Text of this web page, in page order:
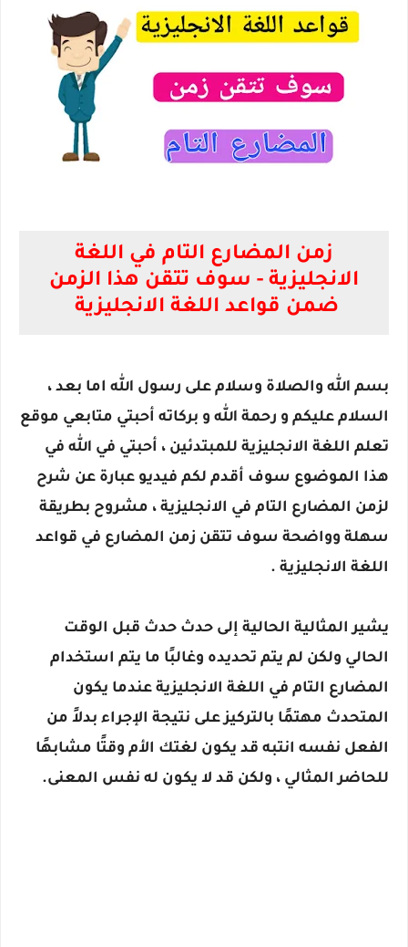
زمن المضارع التام في اللغة
الانجليزية - سوف تتقن هذا الزمن
ضمن قواعد اللغة الانجليزية
بسم الله والصلاة وسلام على رسول الله اما بعد ،
السلام عليكم و رحمة الله و بركاته أحبتي متابعي موقع
تعلم اللغة الانجليزية للمبتدئين ، أحبتي في الله في
هذا الموضوع سوف أقدم لكم فيديو عبارة عن شرح
لزمن المضارع التام في الانجليزية ، مشروح بطريقة
سهلة وواضحة سوف تتقن زمن المضارع في قواعد
اللغة الانجليزية .
يشير المثالية الحالية إلى حدث حدث قبل الوقت
الحالي ولكن لم يتم تحديده وغالبًا ما يتم استخدام
المضارع التام في اللغة الانجليزية عندما يكون
المتحدث مهتمًا بالتركيز على نتيجة الإجراء بدلاً من
الفعل نفسه انتبه قد يكون لغتك الأم وقتًا مشابهًا
للحاضر المثالي ، ولكن قد لا يكون له نفس المعنى.